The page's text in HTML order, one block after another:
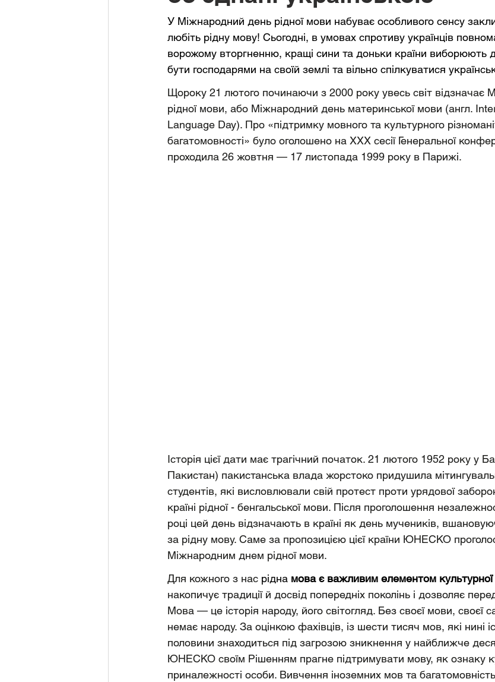
У Міжнародний день рідної мови набуває особливого сенсу
любіть рідну мову! Сьогодні, в умовах спротиву українців
ворожому вторгненню, кращі сини та доньки країни виборюють
бути господарями на своїй землі та вільно спілкуватися
Щороку 21 лютого починаючи з 2000 року увесь світ відзначає
рідної мови, або Міжнародний день материнської мови (англ.
Language Day). Про «підтримку мовного та культурного
багатомовності» було оголошено на XXX сесії Генеральної
проходила 26 жовтня — 17 листопада 1999 року в Парижі.
Історія цієї дати має трагічний початок. 21 лютого 1952 року у
Пакистан) пакистанська влада жорстоко придушила
студентів, які висловлювали свій протест проти урядової
країні рідної - бенгальської мови. Після проголошення
році цей день відзначають в країні як день мучеників,
за рідну мову. Саме за пропозицією цієї країни ЮНЕСКО
Міжнародним днем рідної мови.
Для кожного з нас рідна мова є важливим елементом культурної
накопичує традиції й досвід попередніх поколінь і дозволяє
Мова — це історія народу, його світогляд. Без своєї мови, своєї
немає народу. За оцінкою фахівців, із шести тисяч мов, які нині
половини знаходиться під загрозою зникнення у найближче
ЮНЕСКО своїм Рішенням прагне підтримувати мову, як ознаку
приналежності особи. Вивчення іноземних мов та